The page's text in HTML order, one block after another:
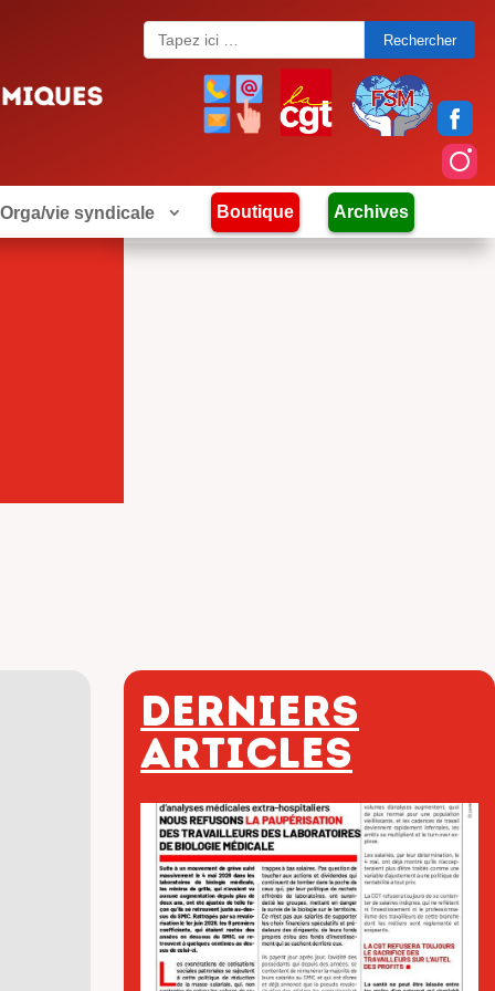
Search
for:
Orga/vie syndicale Boutique Archives
Derniers
articles